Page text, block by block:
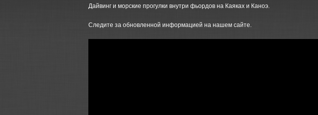
Дайвинг и морские прогулки внутри фьордов на Каяках и Каноэ.
Следите за обновленной информацией на нашем сайте.